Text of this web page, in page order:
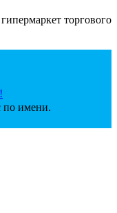
торгового
по имени.